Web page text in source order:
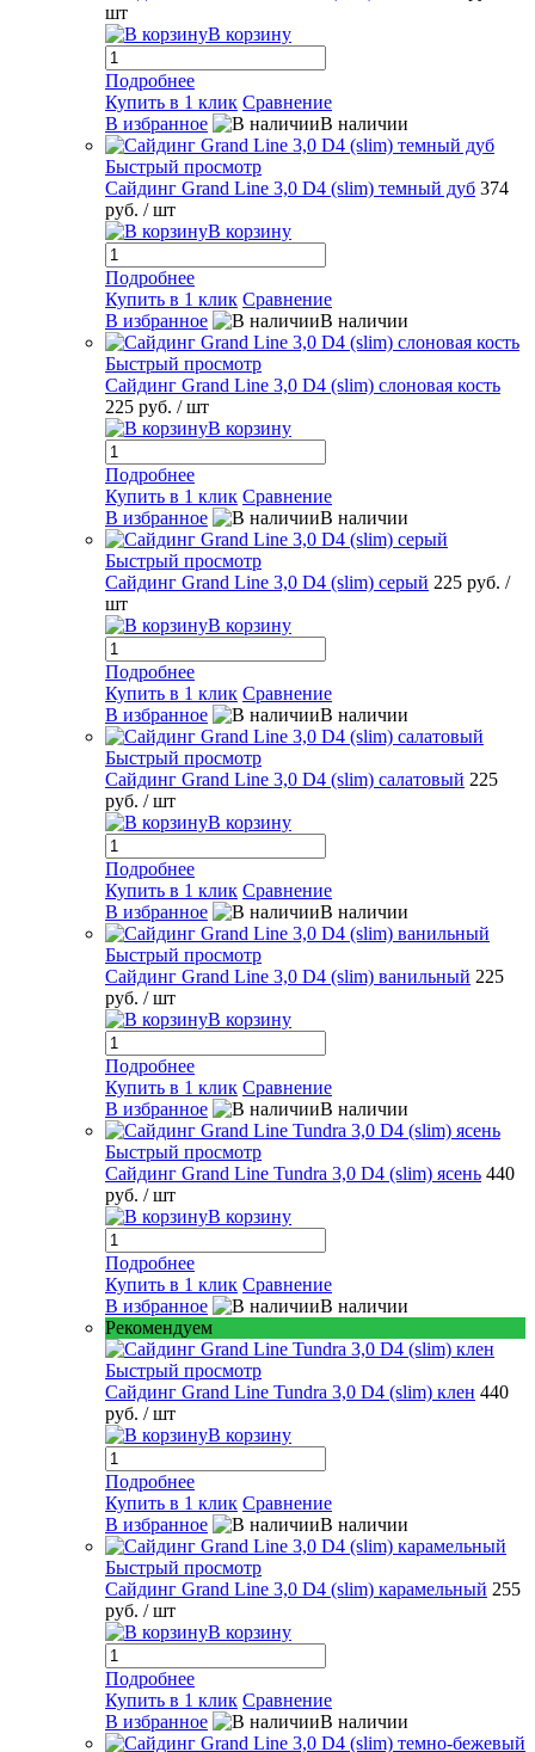
шт
В корзину
Подробнее
Купить в 1 клик Сравнение
В избранное
В наличии
Быстрый просмотр
Сайдинг Grand Line 3,0 D4 (slim) темный дуб 374
руб. / шт
В корзину
Подробнее
Купить в 1 клик Сравнение
В избранное
В наличии
Быстрый просмотр
Сайдинг Grand Line 3,0 D4 (slim) слоновая кость
225 руб. / шт
В корзину
Подробнее
Купить в 1 клик Сравнение
В избранное
В наличии
Быстрый просмотр
Сайдинг Grand Line 3,0 D4 (slim) серый 225 руб. /
шт
В корзину
Подробнее
Купить в 1 клик Сравнение
В избранное
В наличии
Быстрый просмотр
Сайдинг Grand Line 3,0 D4 (slim) салатовый 225
руб. / шт
В корзину
Подробнее
Купить в 1 клик Сравнение
В избранное
В наличии
Быстрый просмотр
Сайдинг Grand Line 3,0 D4 (slim) ванильный 225
руб. / шт
В корзину
Подробнее
Купить в 1 клик Сравнение
В избранное
В наличии
Быстрый просмотр
Сайдинг Grand Line Tundra 3,0 D4 (slim) ясень 440
руб. / шт
В корзину
Подробнее
Купить в 1 клик Сравнение
В избранное
В наличии
Рекомендуем
Быстрый просмотр
Сайдинг Grand Line Tundra 3,0 D4 (slim) клен 440
руб. / шт
В корзину
Подробнее
Купить в 1 клик Сравнение
В избранное
В наличии
Быстрый просмотр
Сайдинг Grand Line 3,0 D4 (slim) карамельный 255
руб. / шт
В корзину
Подробнее
Купить в 1 клик Сравнение
В избранное
В наличии